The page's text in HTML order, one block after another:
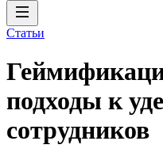
Статьи
подходы к
сотрудников